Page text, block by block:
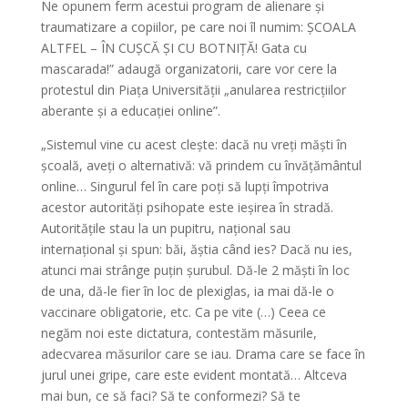
Ne opunem ferm acestui program de alienare și
traumatizare a copiilor, pe care noi îl numim: ȘCOALA
ALTFEL – ÎN CUȘCĂ ȘI CU BOTNIȚĂ! Gata cu
mascarada!” adaugă organizatorii, care vor cere la
protestul din Piața Universității „anularea restricțiilor
aberante și a educației online”.
„Sistemul vine cu acest clește: dacă nu vreți măști în
școală, aveți o alternativă: vă prindem cu învățământul
online… Singurul fel în care poți să lupți împotriva
acestor autorități psihopate este ieșirea în stradă.
Autoritățile stau la un pupitru, național sau
internațional și spun: băi, ăștia când ies? Dacă nu ies,
atunci mai strânge puțin șurubul. Dă-le 2 măști în loc
de una, dă-le fier în loc de plexiglas, ia mai dă-le o
vaccinare obligatorie, etc. Ca pe vite (…) Ceea ce
negăm noi este dictatura, contestăm măsurile,
adecvarea măsurilor care se iau. Drama care se face în
jurul unei gripe, care este evident montată… Altceva
mai bun, ce să faci? Să te conformezi? Să te